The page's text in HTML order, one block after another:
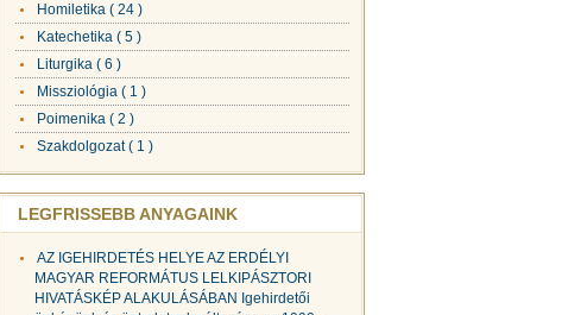
Homiletika ( 24 )
Katechetika ( 5 )
Liturgika ( 6 )
Missziológia ( 1 )
Poimenika ( 2 )
Szakdolgozat( 1 )
LEGFRISSEBB ANYAGAINK
AZ IGEHIRDETÉS HELYE AZ ERDÉLYI
MAGYAR REFORMÁTUS LELKIPÁSZTORI
HIVATÁSKÉP ALAKULÁSÁBAN Igehirdetői